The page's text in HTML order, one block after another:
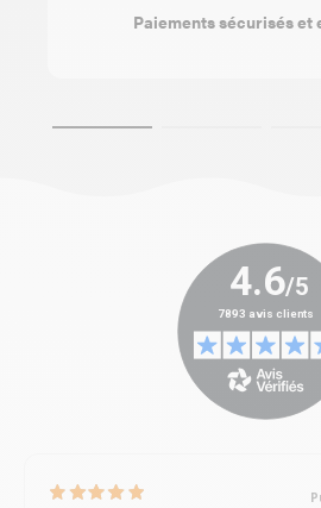
Paiements sécurisés et